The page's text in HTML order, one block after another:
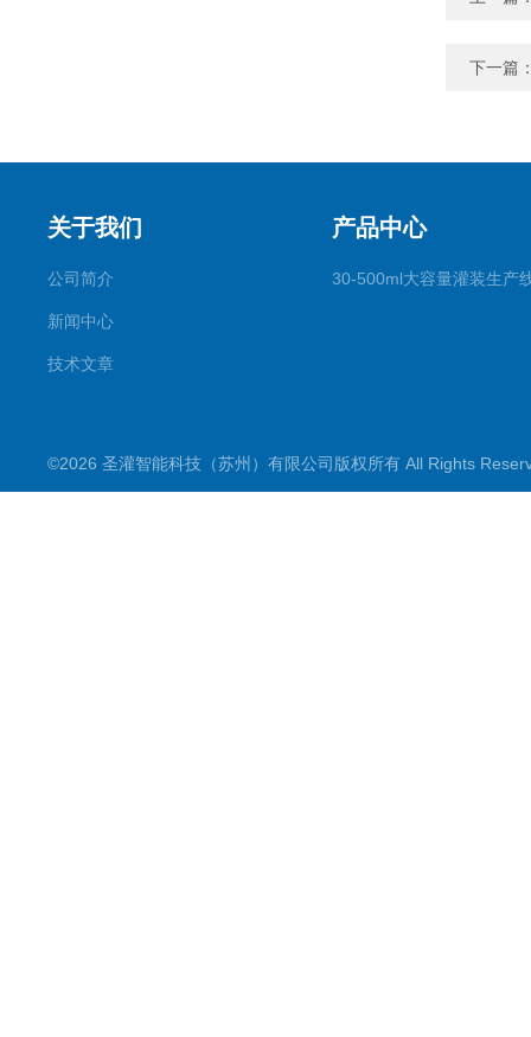
下一篇
关于我们
公司简介
新闻中心
技术文章
产品中心
30-500ml大容量灌装生产
©2026 圣灌智能科技（苏州）有限公司版权所有 All Rights